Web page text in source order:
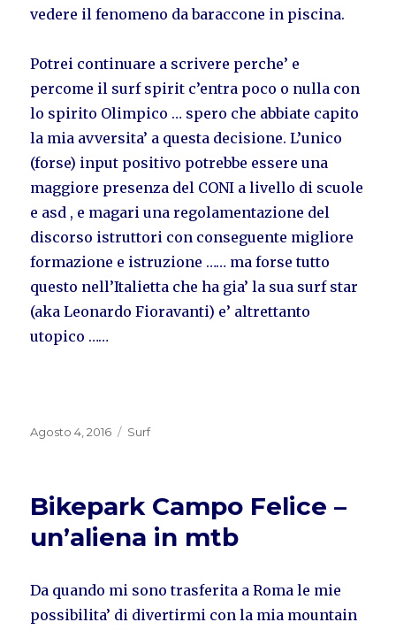
vedere il fenomeno da baraccone in piscina.
Potrei continuare a scrivere perche’ e
percome il surf spirit c’entra poco o nulla con
lo spirito Olimpico … spero che abbiate capito
la mia avversita’ a questa decisione. L’unico
(forse) input positivo potrebbe essere una
maggiore presenza del CONI a livello di scuole
e asd , e magari una regolamentazione del
discorso istruttori con conseguente migliore
formazione e istruzione …… ma forse tutto
questo nell’Italietta che ha gia’ la sua surf star
(aka Leonardo Fioravanti) e’ altrettanto
utopico ……
Pubblicato
Agosto 4, 2016 Categorie
Surf
Bikepark Campo Felice –
un’aliena in mtb
Da quando mi sono trasferita a Roma le mie
possibilita’ di divertirmi con la mia mountain